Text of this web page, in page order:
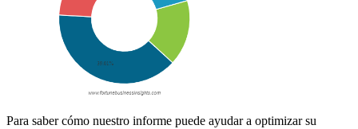
Para saber cómo nuestro informe puede ayudar a optimizar su